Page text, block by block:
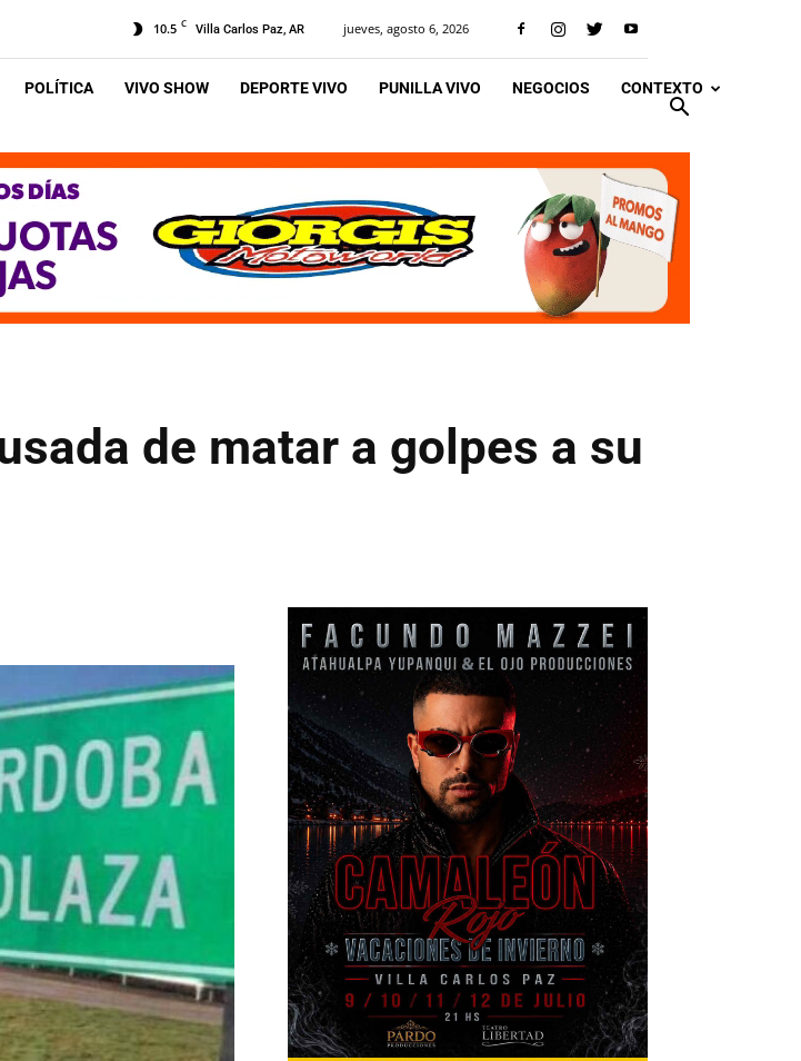
10.5 C Villa Carlos Paz, AR jueves, agosto 6, 2026
POLÍTICA VIVO SHOW DEPORTE VIVO PUNILLA VIVO NEGOCIOS CONTEXTO
de matar a golpes a su